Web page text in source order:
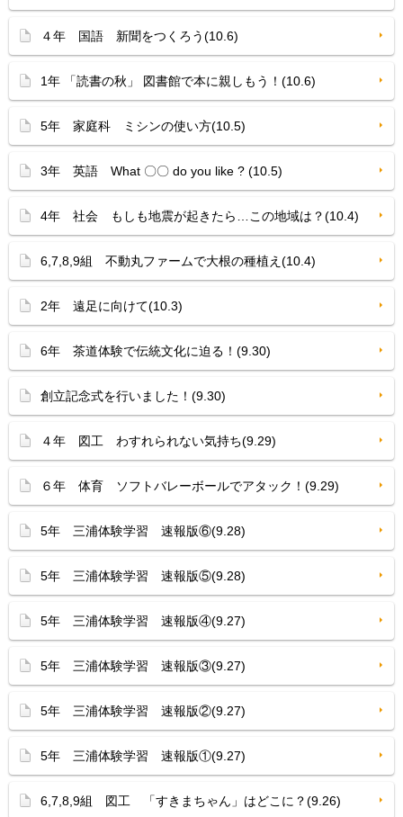
４年 国語 新聞をつくろう(10.6)
1年 「読書の秋」 図書館で本に親しもう！(10.6)
5年 家庭科 ミシンの使い方(10.5)
3年 英語 What 〇〇 do you like ? (10.5)
4年 社会 もしも地震が起きたら…この地域は？(10.4)
6,7,8,9組 不動丸ファームで大根の種植え(10.4)
2年 遠足に向けて(10.3)
6年 茶道体験で伝統文化に迫る！(9.30)
創立記念式を行いました！(9.30)
４年 図工 わすれられない気持ち(9.29)
６年 体育 ソフトバレーボールでアタック！(9.29)
5年 三浦体験学習 速報版⑥(9.28)
5年 三浦体験学習 速報版⑤(9.28)
5年 三浦体験学習 速報版④(9.27)
5年 三浦体験学習 速報版③(9.27)
5年 三浦体験学習 速報版②(9.27)
5年 三浦体験学習 速報版①(9.27)
6,7,8,9組 図工 「すきまちゃん」はどこに？(9.26)